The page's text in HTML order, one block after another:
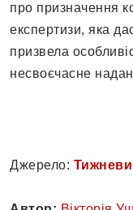
про призначення
експертизи, яка
призвела
несвоєчасне
Джерело: